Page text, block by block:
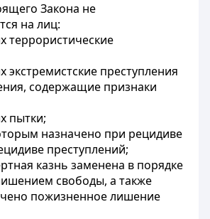
Закона не
на лиц:
террористические
преступления
содержащие признаки
пытки;
назначено при рецидиве
преступлений;
казнь заменена в порядке
свободы, а также
пожизненное лишение